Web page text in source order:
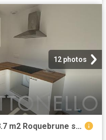
12 photos
Location Maison 4 pièces 88.7 m2 Roquebrune sur Argens